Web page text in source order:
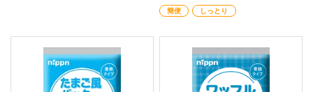
簡便 しっとり